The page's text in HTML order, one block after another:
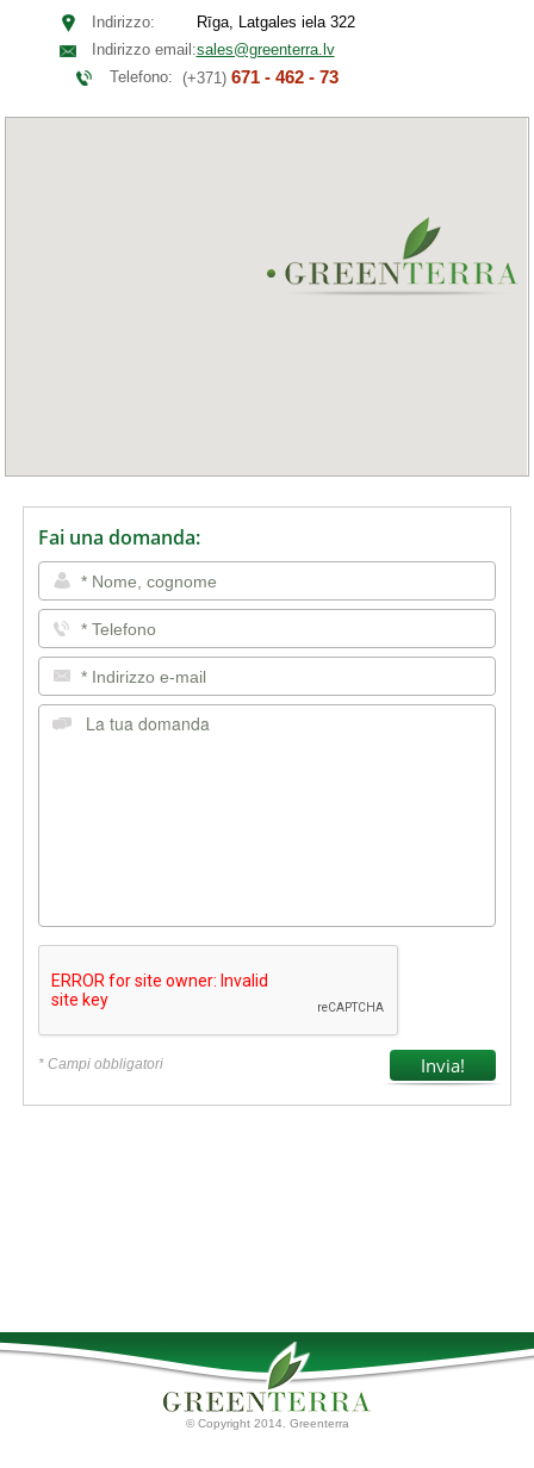
Indirizzo:
Rīga, Latgales iela 322
Indirizzo email:sales@greenterra.lv
Telefono: (+371) 671 - 462 - 73
Fai una domanda:
* Campi obbligatori
© Copyright 2014. Greenterra